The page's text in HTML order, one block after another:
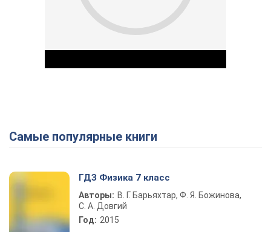
Play Video
Самые популярные книги
ГДЗ Физика 7 класс
Авторы: В. Г. Барьяхтар, Ф. Я. Божинова,
С. А. Довгий
Год: 2015